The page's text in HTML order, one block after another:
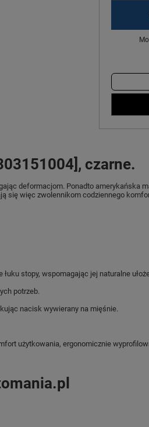
czarne.
deformacjom. Ponadto amerykańska
się więc zwolennikom codziennego
stopy, wspomagając jej naturalne
potrzeb.
nacisk wywierany na mięśnie.
użytkowania, ergonomicznie